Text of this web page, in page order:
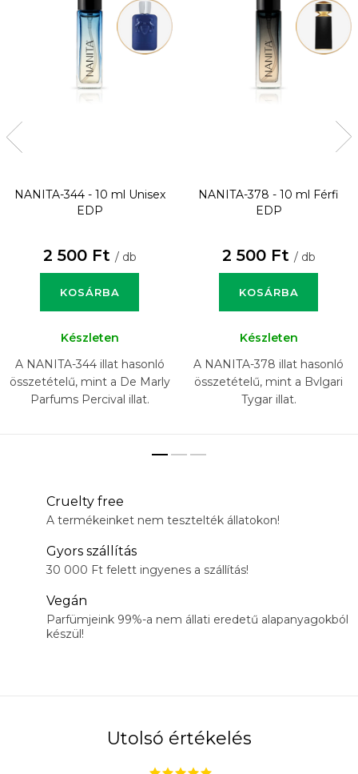
NANITA-344 - 10 ml Unisex
EDP
2 500 Ft / db
KOSÁRBA
Készleten
A NANITA-344 illat hasonló
összetételű, mint a De Marly
Parfums Percival illat.
NANITA-378 - 10 ml Férfi
EDP
2 500 Ft / db
KOSÁRBA
Készleten
A NANITA-378 illat hasonló
összetételű, mint a Bvlgari
Tygar illat.
Cruelty free
A termékeinket nem tesztelték állatokon!
Gyors szállítás
30 000 Ft felett ingyenes a szállítás!
Vegán
Parfümjeink 99%-a nem állati eredetű alapanyagokból
készül!
Utolsó értékelés